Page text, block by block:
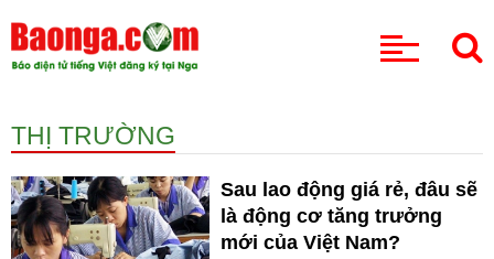
THỊ TRƯỜNG
Sau lao động giá rẻ, đâu sẽ
là động cơ tăng trưởng
mới của Việt Nam?